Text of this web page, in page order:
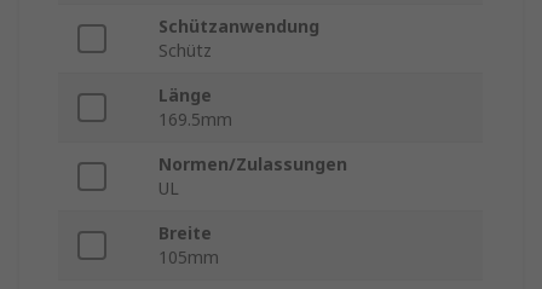
Schützanwendung
Schütz
Länge
169.5mm
Normen/Zulassungen
UL
Breite
105mm